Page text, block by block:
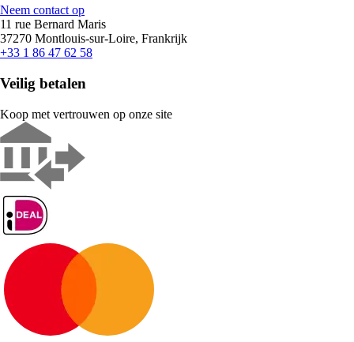
Neem contact op
11 rue Bernard Maris
37270 Montlouis-sur-Loire, Frankrijk
+33 1 86 47 62 58
Veilig betalen
Koop met vertrouwen op onze site